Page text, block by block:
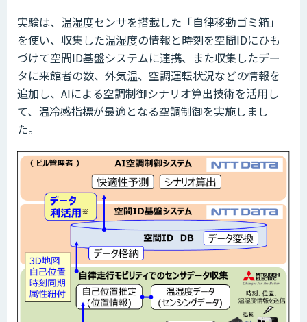
実験は、温湿度センサを搭載した「自律移動ゴミ箱」
を使い、収集した温湿度の情報と時刻を空間IDにひも
づけて空間ID基盤システムに連携、また収集したデー
タに来館者の数、外気温、空調運転状況などの情報を
追加し、AIによる空調制御シナリオ算出技術を活用し
て、温冷感指標が最適となる空調制御を実施しまし
た。